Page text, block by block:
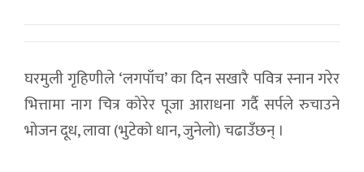
घरमुली गृहिणीले ‘लगपाँच’ का दिन सखारै पवित्र स्नान गरेर
भित्तामा नाग चित्र कोरेर पूजा आराधना गर्दै सर्पले रुचाउने
भोजन दूध, लावा (भुटेको धान, जुनेलो) चढाउँछन् ।